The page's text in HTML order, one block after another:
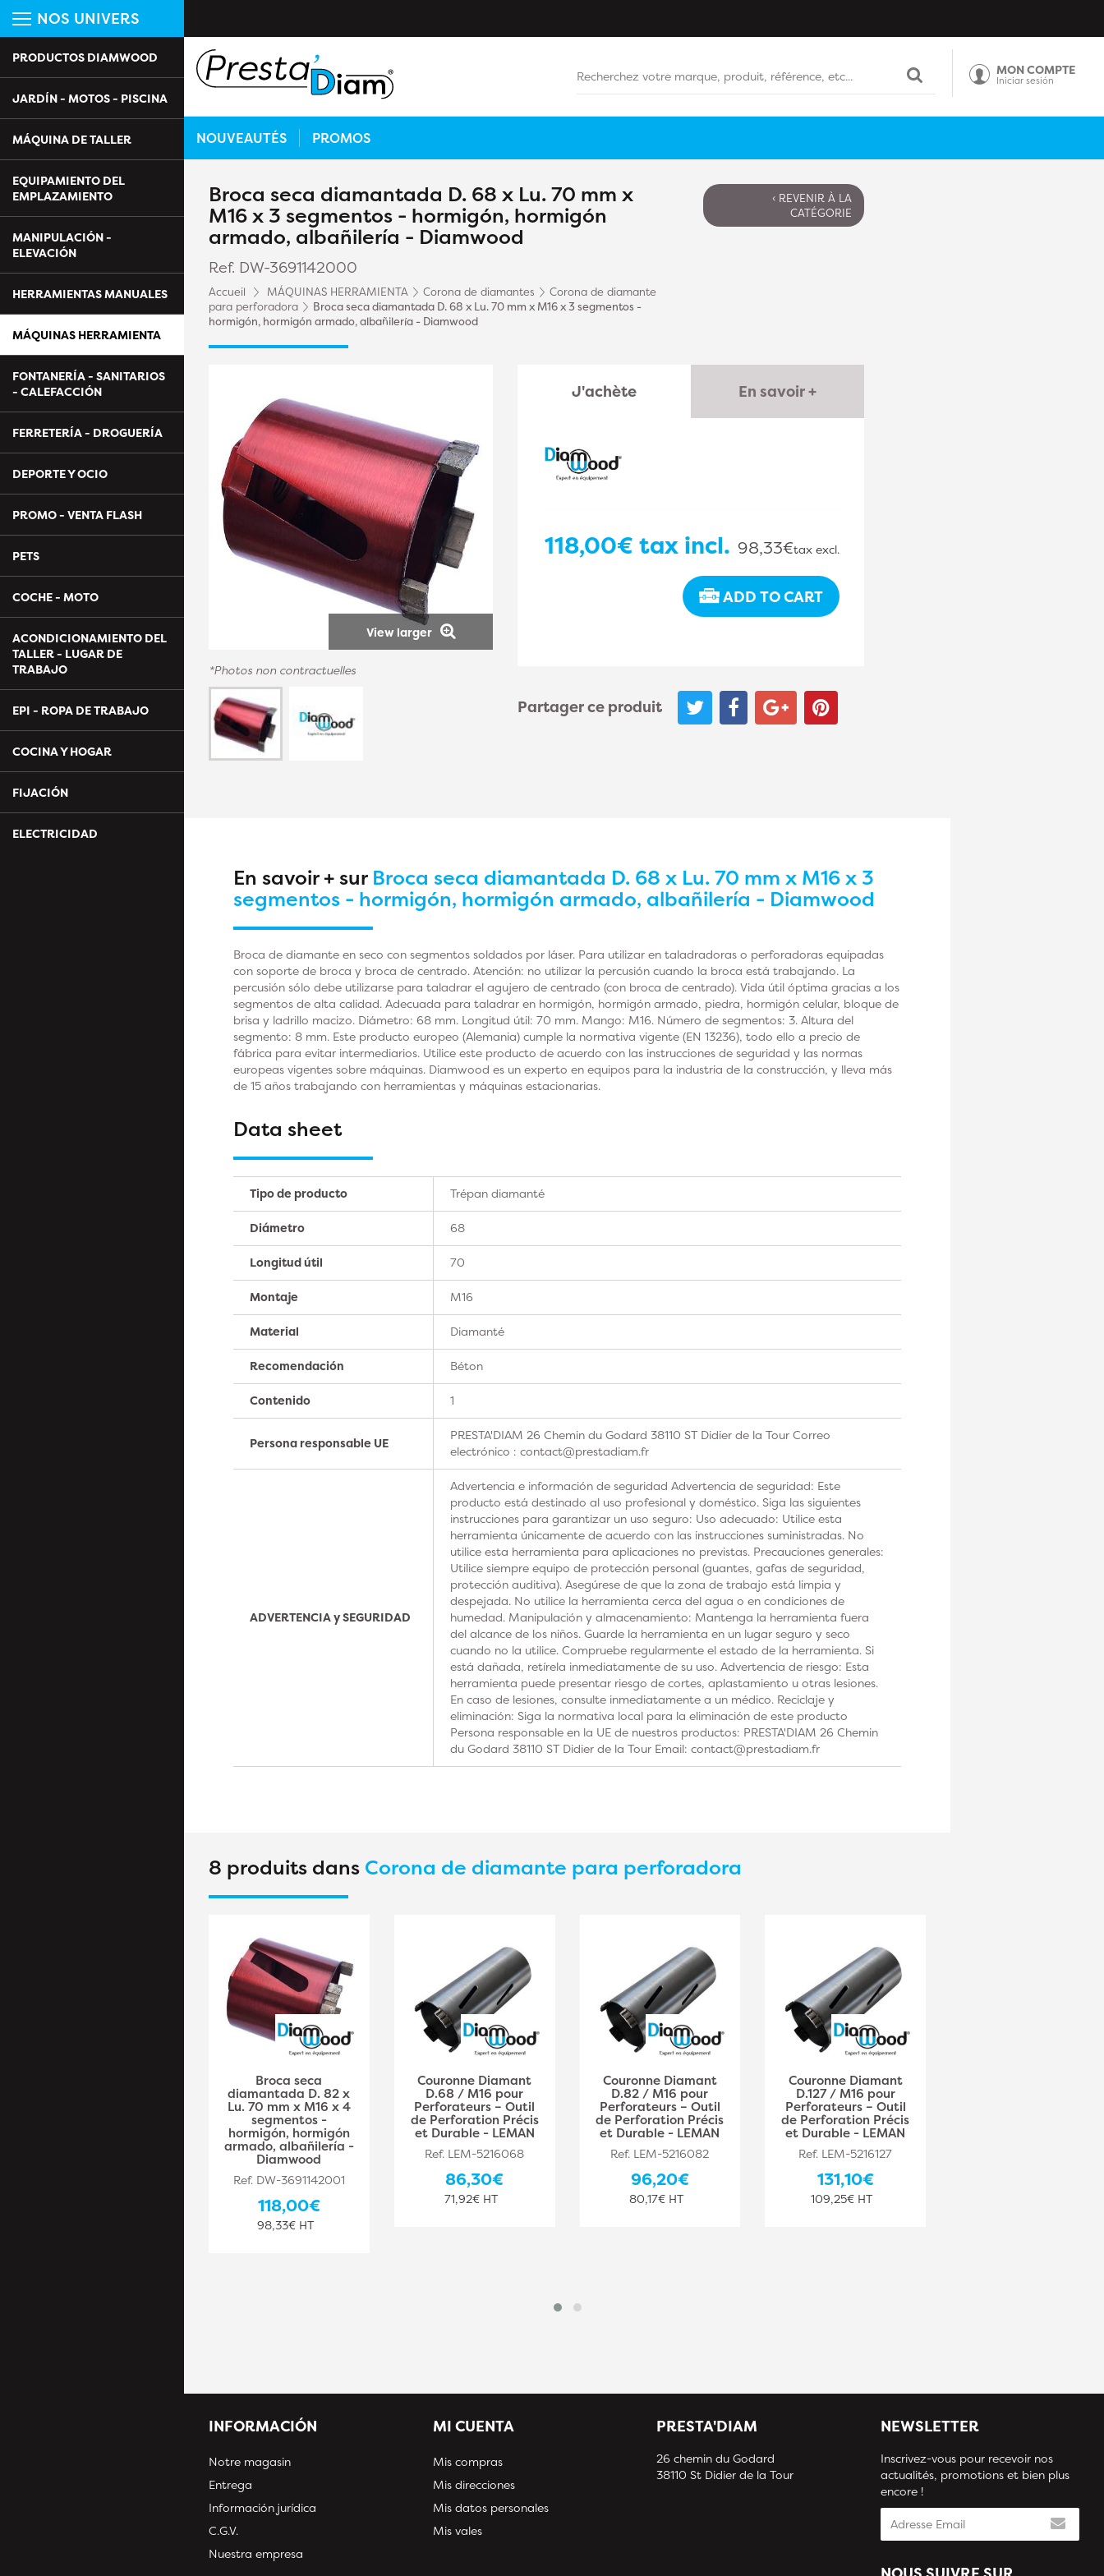
NOS UNIVERS
PRODUCTOS DIAMWOOD
JARDÍN - MOTOS - PISCINA
MÁQUINA DE TALLER
EQUIPAMIENTO DEL
EMPLAZAMIENTO
MANIPULACIÓN -
ELEVACIÓN
HERRAMIENTAS MANUALES
MÁQUINAS HERRAMIENTA
FONTANERÍA - SANITARIOS
- CALEFACCIÓN
FERRETERÍA - DROGUERÍA
DEPORTE Y OCIO
PROMO - VENTA FLASH
PETS
COCHE - MOTO
ACONDICIONAMIENTO DEL
TALLER - LUGAR DE
TRABAJO
EPI - ROPA DE TRABAJO
COCINA Y HOGAR
FIJACIÓN
ELECTRICIDAD
MON COMPTE
Iniciar sesión
NOUVEAUTÉS PROMOS
Broca seca diamantada D. 68 x Lu. 70 mm x
M16 x 3 segmentos - hormigón, hormigón
armado, albañilería - Diamwood
Ref. DW-3691142000
Accueil MÁQUINAS HERRAMIENTA Corona de diamantes
Corona de diamante
para perforadora
Broca seca diamantada D. 68 x Lu. 70 mm x M16 x 3 segmentos -
hormigón, hormigón armado, albañilería - Diamwood
‹ REVENIR À LA
CATÉGORIE
View larger
*Photos non contractuelles
J'achète En savoir +
118,00€ tax incl. 98,33€tax excl.
ADD TO CART
Partager ce produit
En savoir + sur Broca seca diamantada D. 68 x Lu. 70 mm x M16 x 3
segmentos - hormigón, hormigón armado, albañilería - Diamwood
Broca de diamante en seco con segmentos soldados por láser. Para utilizar en taladradoras o perforadoras equipadas
con soporte de broca y broca de centrado. Atención: no utilizar la percusión cuando la broca está trabajando. La
percusión sólo debe utilizarse para taladrar el agujero de centrado (con broca de centrado). Vida útil óptima gracias a los
segmentos de alta calidad. Adecuada para taladrar en hormigón, hormigón armado, piedra, hormigón celular, bloque de
brisa y ladrillo macizo. Diámetro: 68 mm. Longitud útil: 70 mm. Mango: M16. Número de segmentos: 3. Altura del
segmento: 8 mm. Este producto europeo (Alemania) cumple la normativa vigente (EN 13236), todo ello a precio de
fábrica para evitar intermediarios. Utilice este producto de acuerdo con las instrucciones de seguridad y las normas
europeas vigentes sobre máquinas. Diamwood es un experto en equipos para la industria de la construcción, y lleva más
de 15 años trabajando con herramientas y máquinas estacionarias.
Data sheet
Tipo de producto Trépan diamanté
Diámetro 68
Longitud útil 70
Montaje M16
Material Diamanté
Recomendación Béton
Contenido 1
Persona responsable UE
PRESTA'DIAM 26 Chemin du Godard 38110 ST Didier de la Tour Correo
electrónico : contact@prestadiam.fr
ADVERTENCIA y SEGURIDAD
Advertencia e información de seguridad Advertencia de seguridad: Este
producto está destinado al uso profesional y doméstico. Siga las siguientes
instrucciones para garantizar un uso seguro: Uso adecuado: Utilice esta
herramienta únicamente de acuerdo con las instrucciones suministradas. No
utilice esta herramienta para aplicaciones no previstas. Precauciones generales:
Utilice siempre equipo de protección personal (guantes, gafas de seguridad,
protección auditiva). Asegúrese de que la zona de trabajo está limpia y
despejada. No utilice la herramienta cerca del agua o en condiciones de
humedad. Manipulación y almacenamiento: Mantenga la herramienta fuera
del alcance de los niños. Guarde la herramienta en un lugar seguro y seco
cuando no la utilice. Compruebe regularmente el estado de la herramienta. Si
está dañada, retírela inmediatamente de su uso. Advertencia de riesgo: Esta
herramienta puede presentar riesgo de cortes, aplastamiento u otras lesiones.
En caso de lesiones, consulte inmediatamente a un médico. Reciclaje y
eliminación: Siga la normativa local para la eliminación de este producto
Persona responsable en la UE de nuestros productos: PRESTA'DIAM 26 Chemin
du Godard 38110 ST Didier de la Tour Email: contact@prestadiam.fr
8 produits dans Corona de diamante para perforadora
Broca seca
diamantada D. 82 x
Lu. 70 mm x M16 x 4
segmentos -
hormigón, hormigón
armado, albañilería -
Diamwood
Ref. DW-3691142001
118,00€
98,33€ HT
Couronne Diamant
D.68 / M16 pour
Perforateurs – Outil
de Perforation Précis
et Durable - LEMAN
Ref. LEM-5216068
86,30€
71,92€ HT
Couronne Diamant
D.82 / M16 pour
Perforateurs – Outil
de Perforation Précis
et Durable - LEMAN
Ref. LEM-5216082
96,20€
80,17€ HT
Couronne Diamant
D.127 / M16 pour
Perforateurs – Outil
de Perforation Précis
et Durable - LEMAN
Ref. LEM-5216127
131,10€
109,25€ HT
INFORMACIÓN
Notre magasin
Entrega
Información jurídica
C.G.V.
Nuestra empresa
MI CUENTA
Mis compras
Mis direcciones
Mis datos personales
Mis vales
PRESTA'DIAM
26 chemin du Godard
38110 St Didier de la Tour
NEWSLETTER
Inscrivez-vous pour recevoir nos
actualités, promotions et bien plus
encore !